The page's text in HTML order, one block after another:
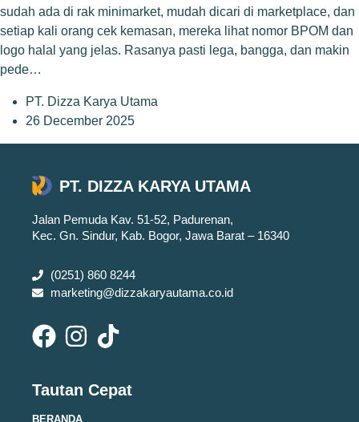
sudah ada di rak minimarket, mudah dicari di marketplace, dan
setiap kali orang cek kemasan, mereka lihat nomor BPOM dan
logo halal yang jelas. Rasanya pasti lega, bangga, dan makin
pede…
PT. Dizza Karya Utama
26 December 2025
PT. DIZZA KARYA UTAMA
Jalan Pemuda Kav. 51-52, Padurenan,
Kec. Gn. Sindur, Kab. Bogor, Jawa Barat – 16340
(0251) 860 8244
marketing@dizzakaryautama.co.id
Tautan Cepat
BERANDA